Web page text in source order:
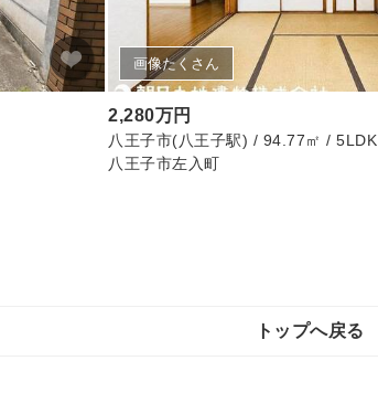
画像たくさん
2,280万円
八王子市(八王子駅) / 94.77㎡ / 5LDK
八王子市左入町
トップへ戻る